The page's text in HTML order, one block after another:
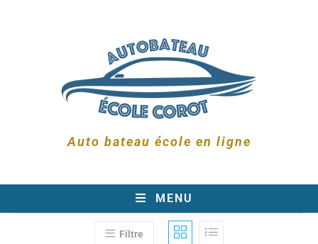
Auto bateau école en ligne
MENU
Filtre